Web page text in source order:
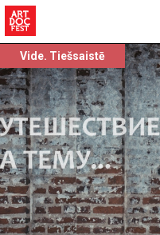
Vide. Tiešsaistē